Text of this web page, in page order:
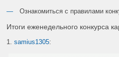
Ознакомиться с правилами
Итоги еженедельного конкурса
1.samius1305: